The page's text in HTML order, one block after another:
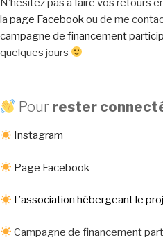
N’hésitez pas à faire vos retours
la page Facebookou de me
campagne de financement
quelques jours
Pour rester
Instagram
Page Facebook
L’association hébergeant le
Campagne de financement